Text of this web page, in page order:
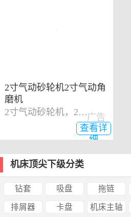
2寸气动砂轮机2寸气动角
磨机
2寸气动砂轮机，2寸气动角磨机
查看详
细
广告
机床顶尖下级分类
钻套 吸盘 拖链
排屑器 卡盘 机床主轴